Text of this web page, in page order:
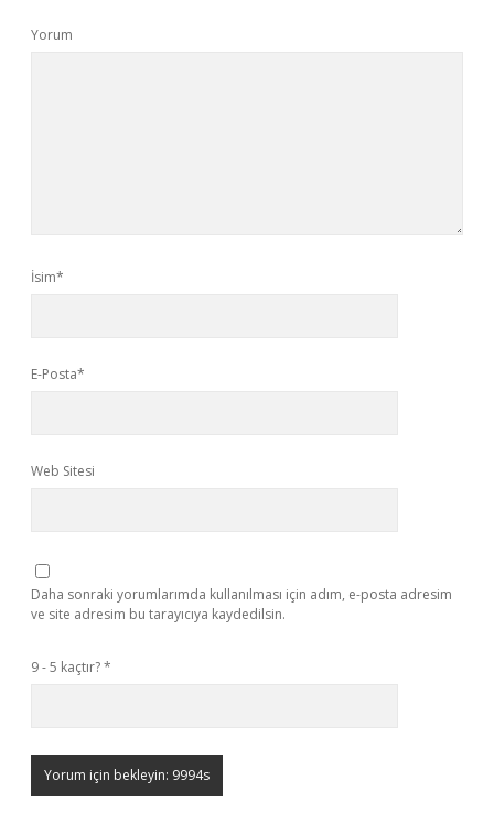
Yorum
İsim*
E-Posta*
Web Sitesi
Daha sonraki yorumlarımda kullanılması için adım, e-posta adresim
ve site adresim bu tarayıcıya kaydedilsin.
9 - 5 kaçtır?*